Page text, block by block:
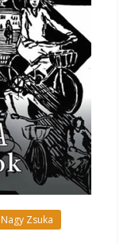
Nagy Zsuka